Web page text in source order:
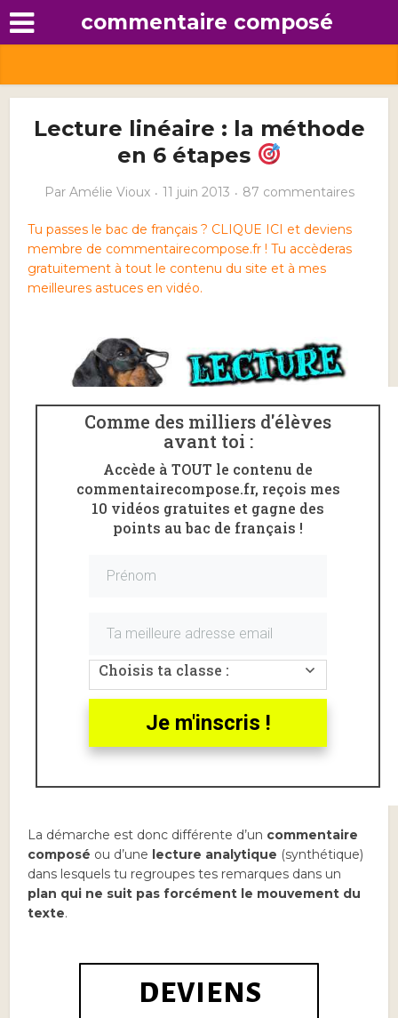
commentaire composé
Lecture linéaire : la méthode
en 6 étapes
Par Amélie Vioux 11 juin 2013 87 commentaires
Tu passes le bac de français ? CLIQUE ICI et deviens
membre de commentairecompose.fr ! Tu accèderas
gratuitement à tout le contenu du site et à mes
meilleures astuces en vidéo.
l’explication linéaire
minutes pour préparer ton explication.
Qu’est-ce qu’une analyse
linéaire ?
une analyse quisuitlaprogressiondu texte. Tu vas
La démarche est donc différente d’un commentaire
composé ou d’une lecture analytique (synthétique)
dans lesquels tu regroupes tes remarques dans un
plan qui ne suit pas forcément le mouvement du
texte.
DEVIENS
Comme des milliers d'élèves
avant toi :
Accède à TOUT le contenu de
commentairecompose.fr, reçois mes
10 vidéos gratuites et gagne des
points au bac de français !
Choisis ta classe :
Je m'inscris !